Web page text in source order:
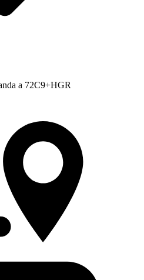
a 72C9+HGR